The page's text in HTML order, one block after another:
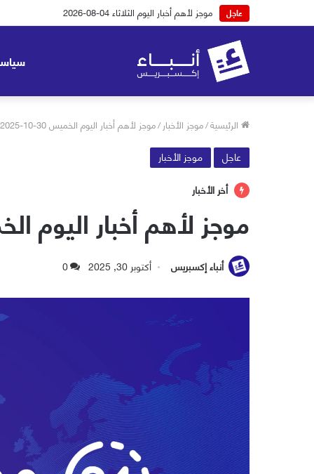
عاجل موجز لأهم أخبار اليوم الاثنين 03-08-2026
الرئيسية/موجز الأخبار /موجز لأهم أخبار اليوم الخميس 30-10-2025
عاجل
موجز الأخبار
أخر الأخبار
موجز لأهم أخبار اليوم الخميس
أنباء إكسبريس أكتوبر 30, 2025 0